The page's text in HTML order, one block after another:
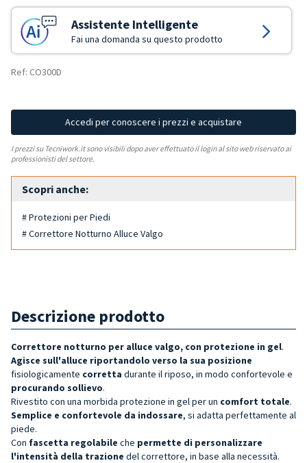
Assistente Intelligente
Fai una domanda su questo prodotto
Ref: CO300D
Accedi per conoscere i prezzi e acquistare
I prezzi su Tecniwork.it sono visibili dopo aver effettuato il login al sito web riservato ai
professionisti del settore.
Scopri anche:
# Protezioni per Piedi
# Correttore Notturno Alluce Valgo
Descrizione prodotto
Correttore notturno per alluce valgo, con protezione in gel.
Agisce sull'alluce riportandolo verso la sua posizione
fisiologicamente corretta durante il riposo, in modo confortevole e
procurando sollievo.
Rivestito con una morbida protezione in gel per un comfort totale.
Semplice e confortevole da indossare, si adatta perfettamente al
piede.
Con fascetta regolabile che permette di personalizzare
l'intensità della trazione del correttore, in base alla necessità.